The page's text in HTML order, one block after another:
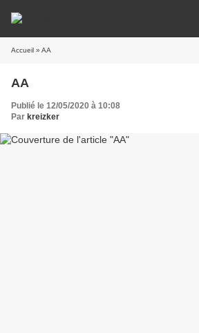
Accueil » AA
AA
Publié le 12/05/2020 à 10:08
Par kreizker